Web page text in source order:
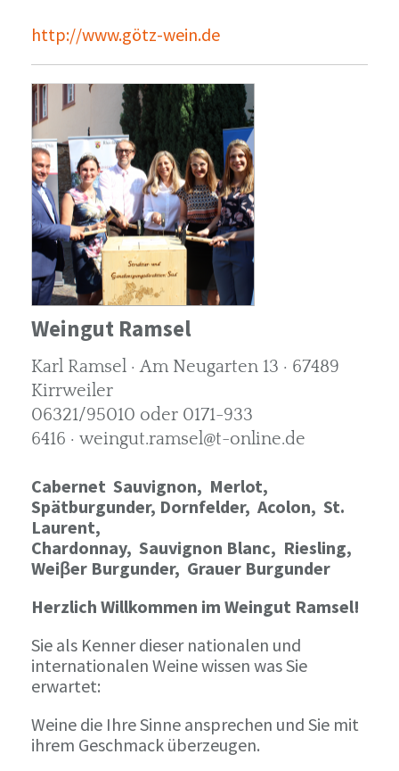
http://www.götz-wein.de
Weingut Ramsel
Karl Ramsel · Am Neugarten 13 · 67489
Kirrweiler
06321/95010 oder 0171-933
6416 · weingut.ramsel@t-online.de
Cabernet Sauvignon, Merlot,
Spätburgunder, Dornfelder, Acolon, St.
Laurent,
Chardonnay, Sauvignon Blanc, Riesling,
Weiβer Burgunder, Grauer Burgunder
Herzlich Willkommen im Weingut Ramsel!
Sie als Kenner dieser nationalen und
internationalen Weine wissen was Sie
erwartet:
Weine die Ihre Sinne ansprechen und Sie mit
ihrem Geschmack überzeugen.